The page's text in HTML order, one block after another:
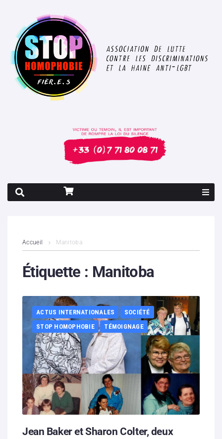
Contenus litigieux
Boutique
Partenaires
Contacts
Hébergement solidaire
Accueil Manitoba
Étiquette : Manitoba
ACTUS INTERNATIONALES
SOCIÉTÉ
STOP HOMOPHOBIE
TÉMOIGNAGE
Jean Baker et Sharon Colter, deux